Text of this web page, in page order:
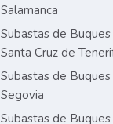
Salamanca
Subastas de Buques
Santa Cruz de
Subastas de Buques
Segovia
Subastas de Buques